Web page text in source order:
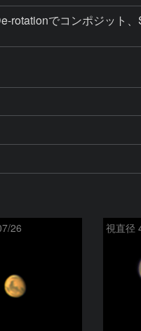
でコンポジット
26 視直径